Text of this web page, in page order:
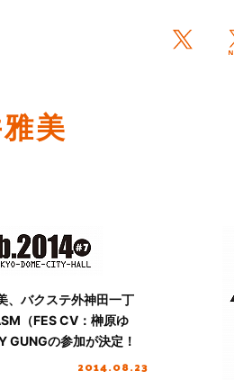
美
バクステ外神田一丁
（FES CV：榊原ゆ
GUNGの参加が決定！
2014.08.23